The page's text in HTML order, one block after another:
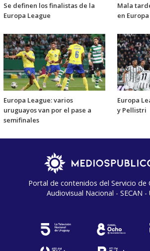
Se definen los finalistas de la
Europa League
Mala
en
Europa League: varios
uruguayos van por el pase a
semifinales
Europa
y Pellistri
Portal de contenidos del Servicio de
Audiovisual Nacional - SECAN -